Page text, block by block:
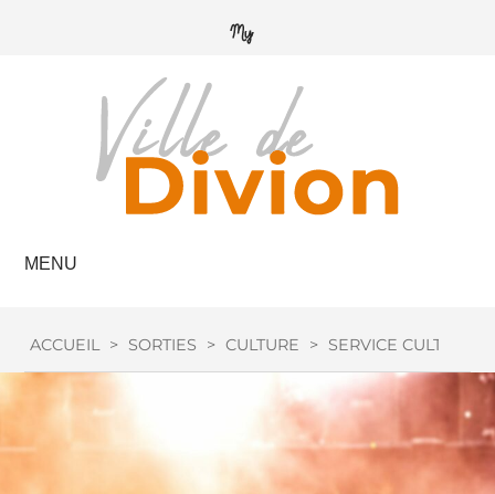
MENU
ACCUEIL > SORTIES > CULTURE > SERVICE CULTURE